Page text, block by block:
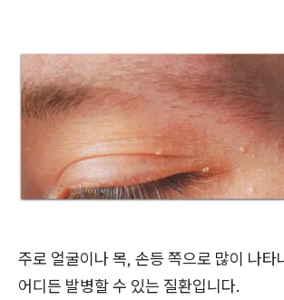
주로 얼굴이나 목, 손등 쪽으로 많이 나타
어디든 발병할 수 있는 질환입니다.